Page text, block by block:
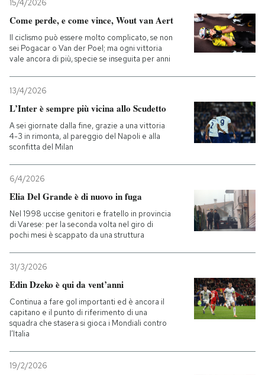
15/4/2026
Come perde, e come vince, Wout van Aert
Il ciclismo può essere molto complicato, se non
sei Pogacar o Van der Poel; ma ogni vittoria
vale ancora di più, specie se inseguita per anni
13/4/2026
L’Inter è sempre più vicina allo Scudetto
A sei giornate dalla fine, grazie a una vittoria
4-3 in rimonta, al pareggio del Napoli e alla
sconfitta del Milan
6/4/2026
Elia Del Grande è di nuovo in fuga
Nel 1998 uccise genitori e fratello in provincia
di Varese: per la seconda volta nel giro di
pochi mesi è scappato da una struttura
31/3/2026
Edin Dzeko è qui da vent’anni
Continua a fare gol importanti ed è ancora il
capitano e il punto di riferimento di una
squadra che stasera si gioca i Mondiali contro
l’Italia
19/2/2026